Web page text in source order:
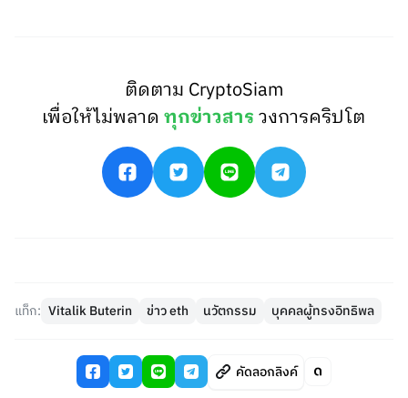
ติดตาม CryptoSiam
เพื่อให้ไม่พลาดทุกข่าวสารวงการคริปโต
แท็ก: Vitalik Buterin ข่าว eth นวัตกรรม บุคคลผู้ทรงอิทธิพล
คัดลอกลิงค์